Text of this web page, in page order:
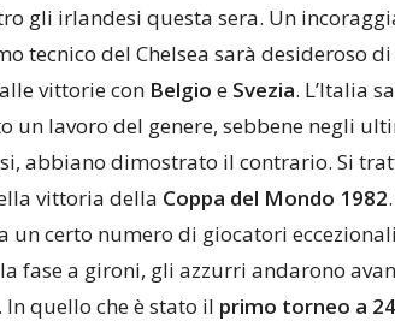
gli irlandesi questa sera. Un
tecnico del Chelsea sarà desideroso
vittorie con Belgio e Svezia. L’Italia
un lavoro del genere, sebbene negli
abbiano dimostrato il contrario. Si
vittoria della Coppa del Mondo 1982
un certo numero di giocatori
fase a gironi, gli azzurri andarono
. In quello che è stato il primo torneo a